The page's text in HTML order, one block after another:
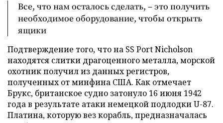
Все, что нам осталось сделать, – это получить
необходимое оборудование, чтобы открыть
ящики
Подтверждение того, что на SS Port Nicholson
находятся слитки драгоценного металла, морской
охотник получил из данных регистров,
полученных от минфина США. Как отмечает
Брукс, британское судно затонуло 16 июня 1942
года в результате атаки немецкой подлодки U-87.
Платина, которую вез корабль, предназначалась